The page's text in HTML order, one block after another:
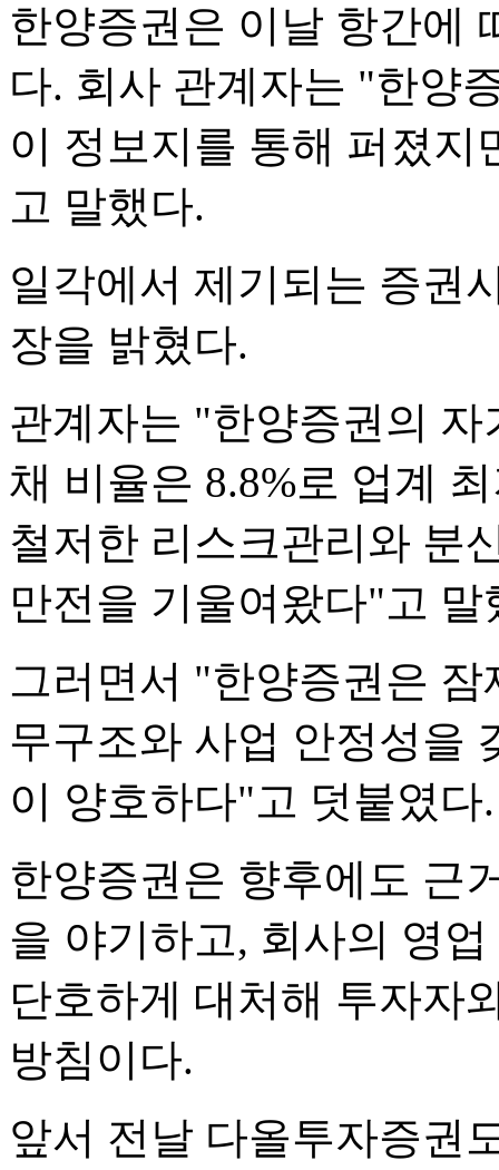
한양증권은 이날 항간에
다. 회사 관계자는 "한양
이 정보지를 통해 퍼졌
고 말했다.
일각에서 제기되는 증권
장을 밝혔다.
관계자는 "한양증권의
채 비율은 8.8%로 업계
철저한 리스크관리와 분
만전을 기울여왔다"고 말
그러면서 "한양증권은
무구조와 사업 안정성을
이 양호하다"고 덧붙였다.
한양증권은 향후에도 근
을 야기하고, 회사의 영
단호하게 대처해 투자자
방침이다.
앞서 전날 다올투자증권